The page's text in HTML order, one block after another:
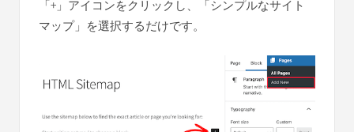
「+」アイコンをクリックし、「シンプルなサイト
マップ」を選択するだけです。